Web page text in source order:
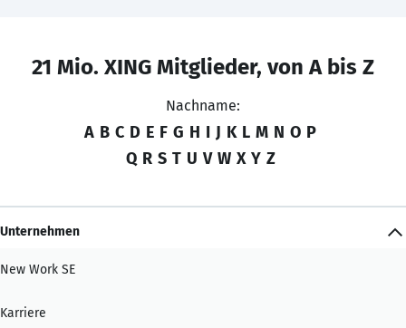
21 Mio. XING Mitglieder, von A bis Z
Nachname:
A B C D E F G H I J K L M N O P
Q R S T U V W X Y Z
Unternehmen
New Work SE
Karriere